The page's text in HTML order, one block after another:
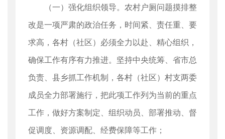
（一）强化组织领导。农村户厕问题摸排整
改是一项严肃的政治任务，时间紧、责任重、要
求高，各村（社区）必须全力以赴、精心组织，
确保工作有序有力推进。坚持中央统筹、省市总
负责、县乡抓工作机制，各村（社区）村支两委
成员全力部署施行，把此项工作列为当前的重点
工作，做好方案制定、组织动员、部署推动、督
促调度、资源调配、经费保障等工作；